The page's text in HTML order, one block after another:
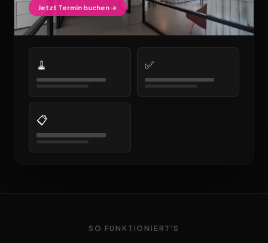
Jetzt Termin buchen →
🧹 ✅
📋
SO FUNKTIONIERT'S